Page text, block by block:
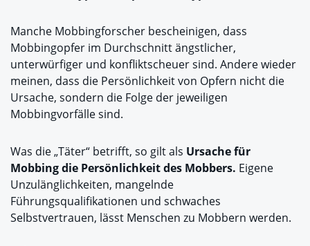
Manche Mobbingforscher bescheinigen, dass
Mobbingopfer im Durchschnitt ängstlicher,
unterwürfiger und konfliktscheuer sind. Andere wieder
meinen, dass die Persönlichkeit von Opfern nicht die
Ursache, sondern die Folge der jeweiligen
Mobbingvorfälle sind.
Was die „Täter“ betrifft, so gilt als Ursache für
Mobbing die Persönlichkeit des Mobbers. Eigene
Unzulänglichkeiten, mangelnde
Führungsqualifikationen und schwaches
Selbstvertrauen, lässt Menschen zu Mobbern werden.